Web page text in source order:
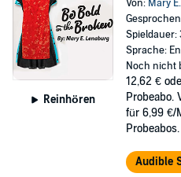
Reinhören
Von: Mary
Spieldauer:
Sprache:
Noch nicht
12,62 €
Probeabo.
für 6,99 €/
Probeabos.
Audible